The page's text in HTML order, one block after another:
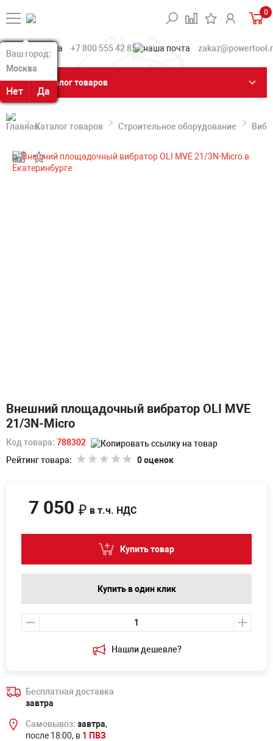
Ваш город:
Москва
Нет Да
Ваш город:
Москва
Нет Да
0
+7 800 555 42 85
Каталог товаров
Каталог товаров Строительное оборудование
Внешний площадочный вибратор OLI MVE
21/3N-Micro
Код товара: 788302
Рейтинг товара:
0 оценок
Нашли дешевле?
7 050 ₽ в т.ч. НДС
Купить товар
Купить в один клик
Бесплатная доставка
завтра
Самовывоз: завтра,
после 18:00, в 1 ПВЗ